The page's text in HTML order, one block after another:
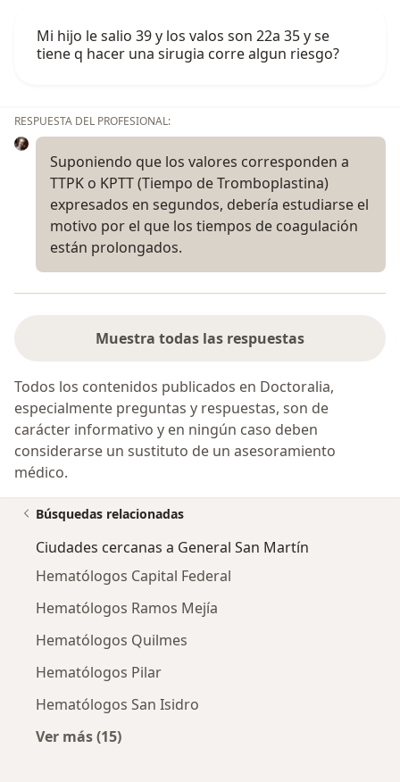
Mi hijo le salio 39 y los valos son 22a 35 y se
tiene q hacer una sirugia corre algun riesgo?
RESPUESTA DEL PROFESIONAL:
Suponiendo que los valores corresponden a
TTPK o KPTT (Tiempo de Tromboplastina)
expresados en segundos, debería estudiarse el
motivo por el que los tiempos de coagulación
están prolongados.
Muestra todas las respuestas
Todos los contenidos publicados en Doctoralia,
especialmente preguntas y respuestas, son de
carácter informativo y en ningún caso deben
considerarse un sustituto de un asesoramiento
médico.
Búsquedas relacionadas
Ciudades cercanas a General San Martín
Hematólogos Capital Federal
Hematólogos Ramos Mejía
Hematólogos Quilmes
Hematólogos Pilar
Hematólogos San Isidro
Ver más (15)